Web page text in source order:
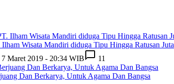
Wisata Mandiri diduga Tipu Hingga Ratusan Juta
Maret 2019 - 20:34 WIB 11
Dan Berkarya, Untuk Agama Dan Bangsa